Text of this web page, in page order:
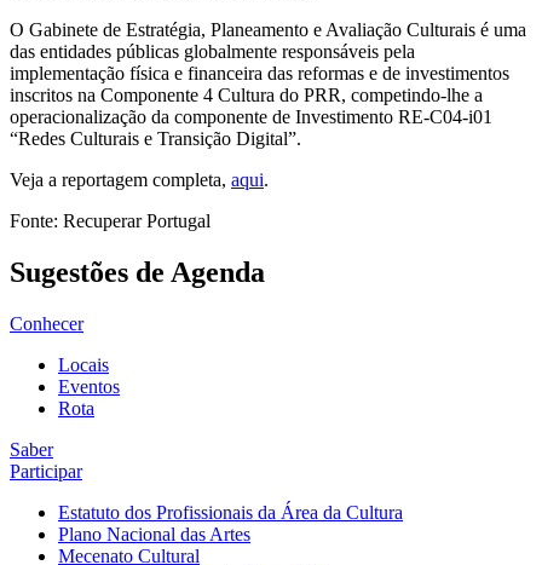
O Gabinete de Estratégia, Planeamento e Avaliação Culturais é uma
das entidades públicas globalmente responsáveis pela
implementação física e financeira das reformas e de investimentos
inscritos na Componente 4 Cultura do PRR, competindo-lhe a
operacionalização da componente de Investimento RE-C04-i01
“Redes Culturais e Transição Digital”.
Veja a reportagem completa, aqui.
Fonte: Recuperar Portugal
Sugestões de Agenda
Conhecer
Locais
Eventos
Rota
Saber
Participar
Estatuto dos Profissionais da Área da Cultura
Plano Nacional das Artes
Mecenato Cultural